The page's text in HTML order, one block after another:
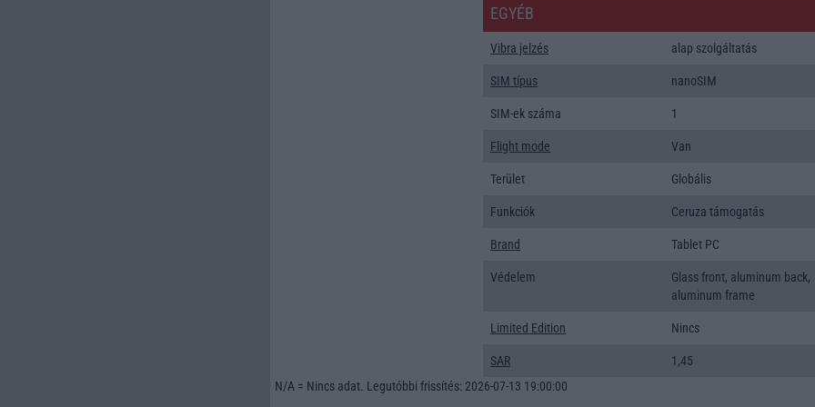
EGYÉB
Vibra jelzés alap szolgáltatás
SIM típus nanoSIM
SIM-ek száma 1
Flight mode Van
Terület Globális
Funkciók Ceruza támogatás
Brand Tablet PC
Védelem
Glass front, aluminum back,
aluminum frame
Limited Edition Nincs
SAR
1,45
N/A = Nincs adat. Legutóbbi frissítés: 2026-07-13 19:00:00